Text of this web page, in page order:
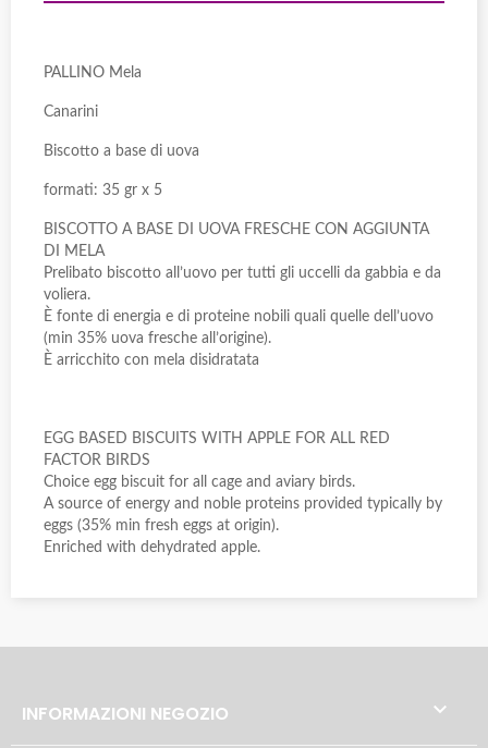
PALLINO Mela
Canarini
Biscotto a base di uova
formati: 35 gr x 5
BISCOTTO A BASE DI UOVA FRESCHE CON AGGIUNTA
DI MELA
Prelibato biscotto all’uovo per tutti gli uccelli da gabbia e da
voliera.
È fonte di energia e di proteine nobili quali quelle dell’uovo
(min 35% uova fresche all’origine).
È arricchito con mela disidratata
EGG BASED BISCUITS WITH APPLE FOR ALL RED
FACTOR BIRDS
Choice egg biscuit for all cage and aviary birds.
A source of energy and noble proteins provided typically by
eggs (35% min fresh eggs at origin).
Enriched with dehydrated apple.
INFORMAZIONI NEGOZIO 